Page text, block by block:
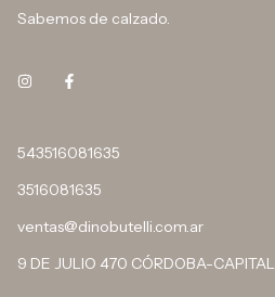
Sabemos de calzado.
543516081635
3516081635
ventas@dinobutelli.com.ar
9 DE JULIO 470 CÓRDOBA-CAPITAL